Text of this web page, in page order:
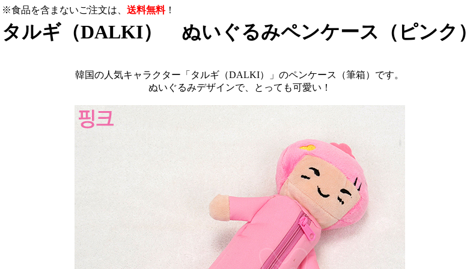
※食品を含まないご注文は、 送料無料！
タルギ（DALKI） ぬいぐるみペンケース（ピンク）
韓国の人気キャラクター「タルギ（DALKI）」のペンケース（筆箱）です。
ぬいぐるみデザインで、とっても可愛い！